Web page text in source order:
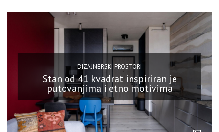
DIZAJNERSKI PROSTORI
Stan od 41 kvadrat inspiriran je
putovanjima i etno motivima